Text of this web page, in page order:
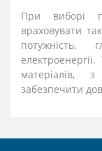
При виборі
враховувати
потужність,
матеріалів,
забезпечити